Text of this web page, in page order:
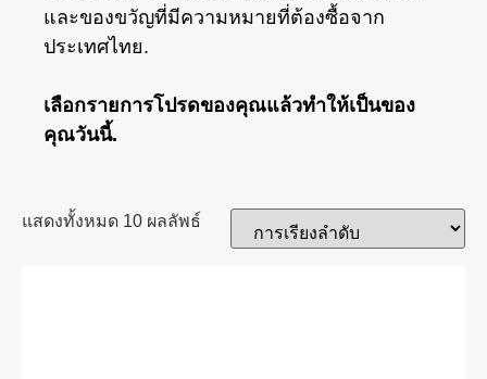
และของขวัญที่มีความหมายที่ต้องซื้อจาก
ประเทศไทย.
เลือกรายการโปรดของคุณแล้วทำให้เป็นของ
คุณวันนี้.
แสดงทั้งหมด 10 ผลลัพธ์